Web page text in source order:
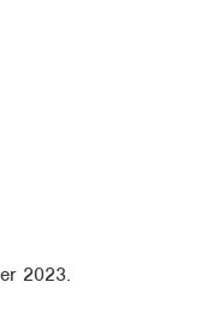
2023.